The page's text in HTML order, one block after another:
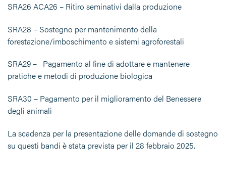
SRA26 ACA26 – Ritiro seminativi dalla produzione
SRA28 – Sostegno per mantenimento della
forestazione/imboschimento e sistemi agroforestali
SRA29 – Pagamento al fine di adottare e mantenere
pratiche e metodi di produzione biologica
SRA30 – Pagamento per il miglioramento del Benessere
degli animali
La scadenza per la presentazione delle domande di sostegno
su questi bandi è stata prevista per il 28 febbraio 2025.